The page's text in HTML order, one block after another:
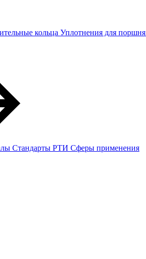
кольца Уплотнения для поршня
Стандарты РТИ Сферы применения